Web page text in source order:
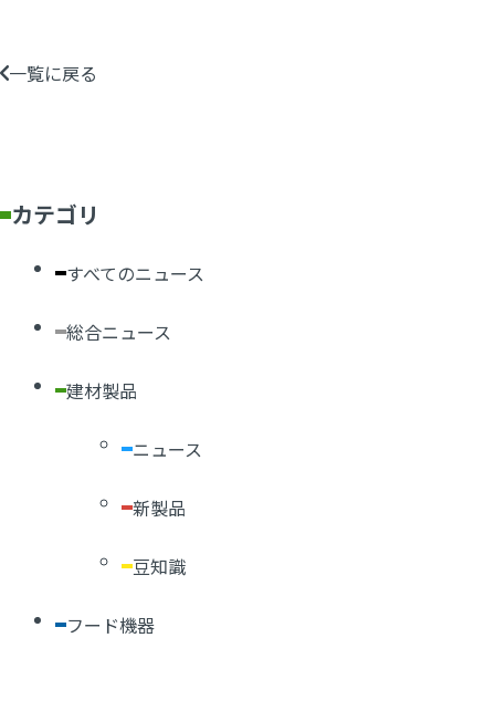
一覧に戻る
カテゴリ
すべてのニュース
総合ニュース
建材製品
ニュース
新製品
豆知識
フード機器